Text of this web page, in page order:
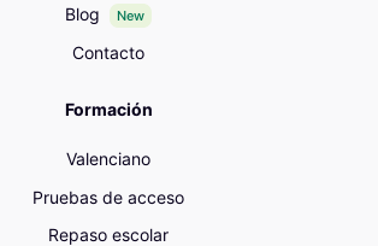
Blog
New
Contacto
Formación
Valenciano
Pruebas de acceso
Repaso escolar